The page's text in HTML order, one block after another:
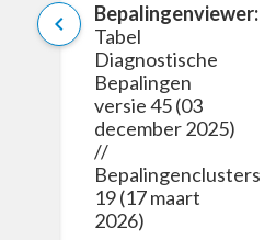
chevron_left
Bepalingenviewer:
Tabel
Diagnostische
Bepalingen
versie 45 (03
december 2025)
//
Bepalingenclusters
19 (17 maart
2026)